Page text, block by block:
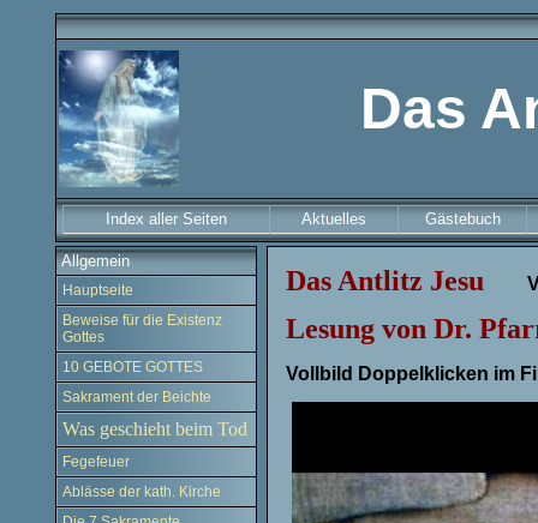
Das
Index aller Seiten Aktuelles Gästebuch
Allgemein
Hauptseite
Beweise für die Existenz
Gottes
10 GEBOTE GOTTES
Sakrament der Beichte
Was geschieht beim Tod
Fegefeuer
Ablässe der kath. Kirche
Das Antlitz Jesu
Lesung von Dr.
Vollbild Doppelklicken im